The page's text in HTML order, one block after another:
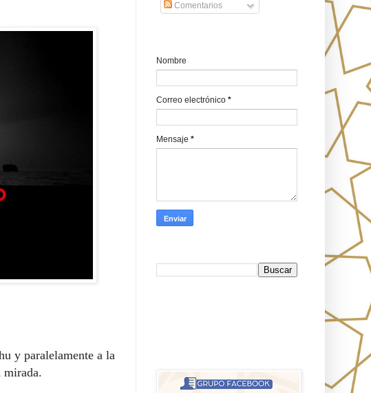
y paralelamente a la
mirada.
Comentarios
Nombre
Correo electrónico *
Mensaje *